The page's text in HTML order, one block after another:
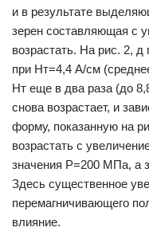
и в результате
зерен составляющая с
возрастать. На рис. 2, д
при Нт=4,4 А/см
Нт еще в два раза (до
снова возрастает, и
форму, показанную на
возрастать с
значения Р=200 МПа, а
Здесь существенное
перемагничивающего
влияние.